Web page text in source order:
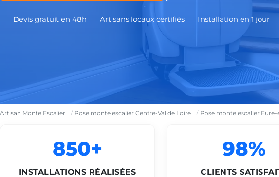
Devis gratuit en 48h Artisans locaux certifiés Installation en 1 jour
Artisan Monte Escalier Pose monte escalier Centre-Val de Loire Pose monte escalier
850+
INSTALLATIONS RÉALISÉES
98%
CLIENTS